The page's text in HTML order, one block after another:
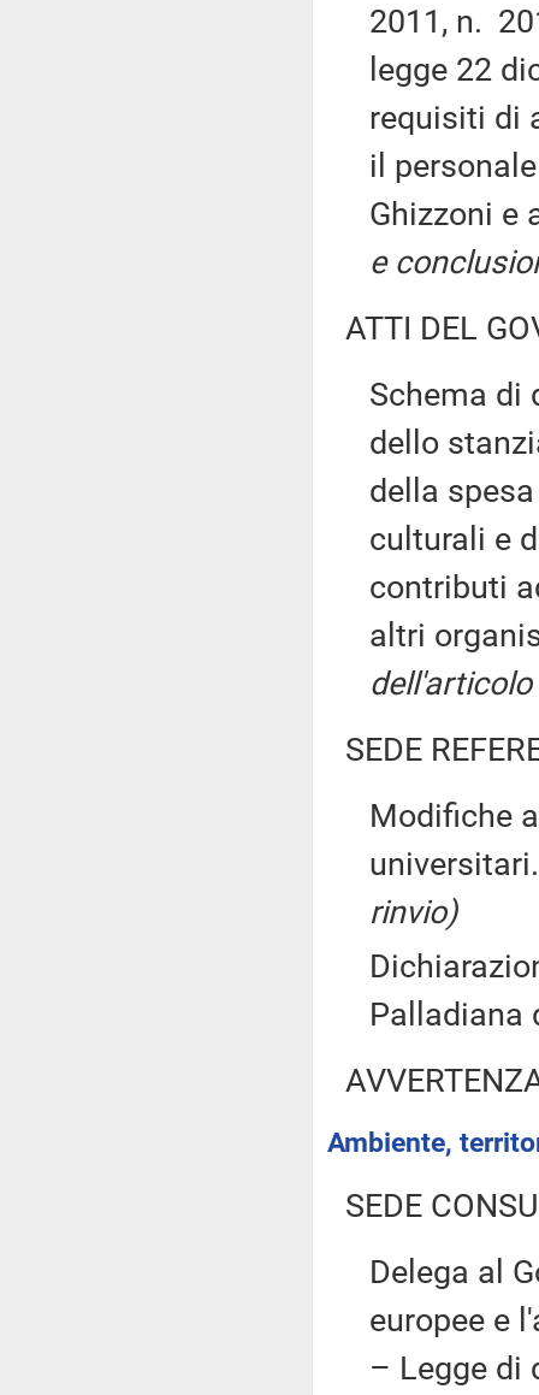
2011, n.
legge 22
requisiti di
il
Ghizzoni e
e
ATTI DEL
Schema di
dello
della
culturali e
contributi
altri
SEDE
Modifiche
rinvio)
Palladiana
Ambiente,
SEDE
Delega al
europee e
– Legge di